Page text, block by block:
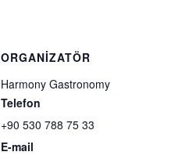
ORGANIZATÖR
Harmony Gastronomy
Telefon
+90 530 788 75 33
E-mail